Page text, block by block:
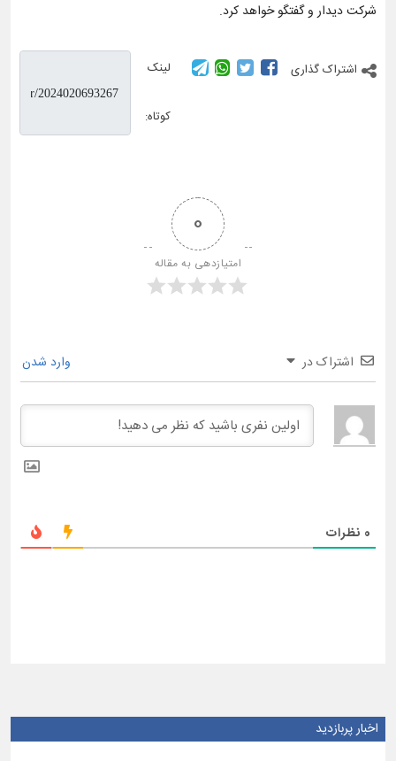
شرکت دیدار و گفتگو خواهد کرد.
اشتراک گذاری لینک
کوتاه:
0
امتیازدهی به مقاله
اشتراک در وارد شدن
0 نظرات
اخبار پربازدید